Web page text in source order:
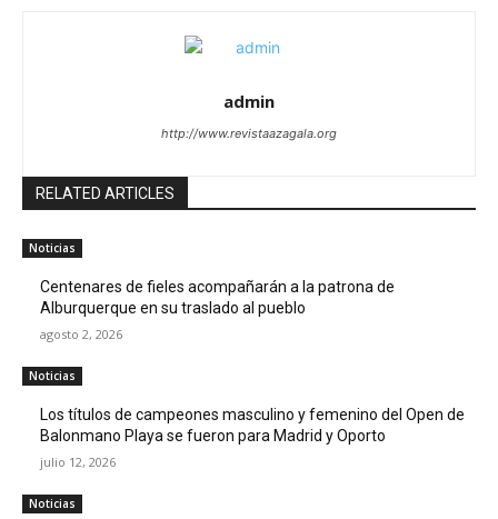
admin
http://www.revistaazagala.org
RELATED ARTICLES
Noticias
Centenares de fieles acompañarán a la patrona de
Alburquerque en su traslado al pueblo
agosto 2, 2026
Noticias
Los títulos de campeones masculino y femenino del Open de
Balonmano Playa se fueron para Madrid y Oporto
julio 12, 2026
Noticias